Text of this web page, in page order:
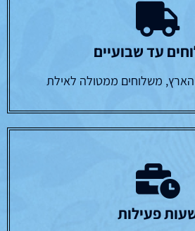
עד שבועיים
הארץ, משלוחים ממטולה לאילת
פעילות